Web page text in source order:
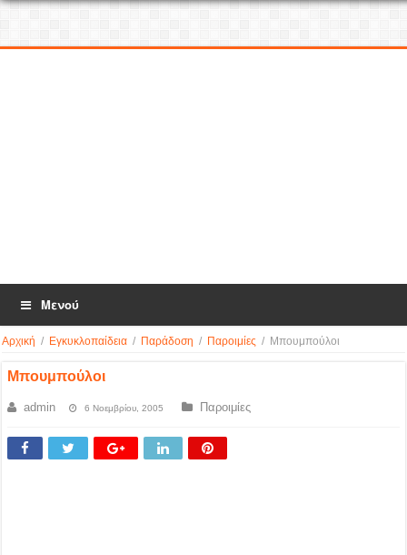
Μενού
Αρχική / Εγκυκλοπαίδεια / Παράδοση / Παροιμίες / Μπουμπούλοι
Μπουμπούλοι
admin 6 Νοεμβρίου, 2005 Παροιμίες